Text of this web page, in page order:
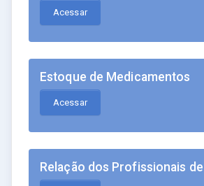
Acessar
Estoque de Medicamentos
Acessar
Relação dos Profissionais de